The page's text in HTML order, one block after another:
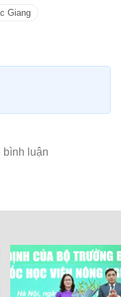
Giang